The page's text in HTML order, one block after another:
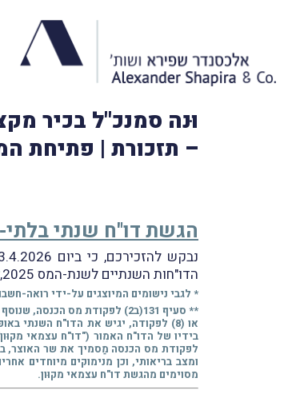
– תזכורת | פתיחת
הגשת דו"ח שנתי בלתי-מקוּון
נבקש להזכירכם, כי ביום 23.4.2026 פורסמה הודעת רשות המסים (
הדו"חות השנתיים לשנת-המס 2025,
* לגבי נישומים המיוצגים על-ידי רואה-
או (8) לפקודה, יגיש את הדו"ח השנתי
בידיו של הדו"ח האמור ("דו"ח עצמאי
לפקודת מס הכנסה מַסמיך את שר האוצר,
מסוימים מהגשת דו"ח עצמאי מקוּון.